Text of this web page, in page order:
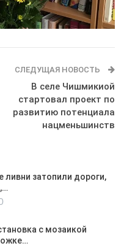
СЛЕДУЩАЯ НОВОСТЬ
В селе Чишмикиой
стартовал проект по
развитию потенциала
нацменьшинств
затопили дороги,
с мозаикой